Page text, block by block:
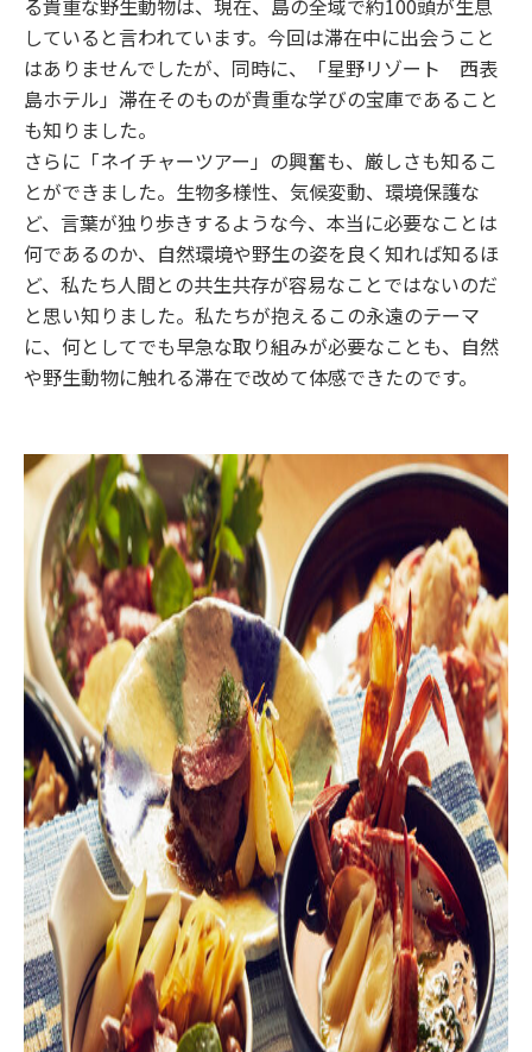
る貴重な野生動物は、現在、島の全域で約100頭が生息
していると言われています。今回は滞在中に出会うこと
はありませんでしたが、同時に、「星野リゾート 西表
島ホテル」滞在そのものが貴重な学びの宝庫であること
も知りました。
さらに「ネイチャーツアー」の興奮も、厳しさも知るこ
とができました。生物多様性、気候変動、環境保護な
ど、言葉が独り歩きするような今、本当に必要なことは
何であるのか、自然環境や野生の姿を良く知れば知るほ
ど、私たち人間との共生共存が容易なことではないのだ
と思い知りました。私たちが抱えるこの永遠のテーマ
に、何としてでも早急な取り組みが必要なことも、自然
や野生動物に触れる滞在で改めて体感できたのです。